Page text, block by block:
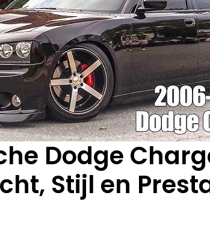
Dodge
Stijl en